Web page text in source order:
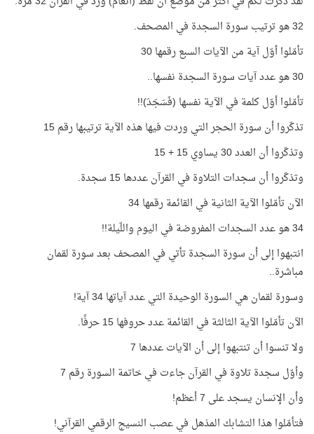
32 هو ترتيب سورة السجدة في المصحف.
تأمّلوا أوّل آية من الآيات السبع رقمها 30
30 هو عدد آيات سورة السجدة نفسها..
تأمّلوا أوّل كلمة في الآية نفسها (فَسَجَدَ)!!
تذكّروا أن سورة الحجر التي وردت فيها هذه الآية ترتيبها رقم 15
وتذكّروا أن العدد 30 يساوي 15 + 15
وتذكّروا أن سجدات التلاوة في القرآن عددها 15 سجدة.
الآن تأمّلوا الآية الثانية في القائمة رقمها 34
34 هو عدد السجدات المفروضة في اليوم واللّيلة!!
انتبهوا إلى أن سورة السجدة تأتي في المصحف بعد سورة لقمان
مباشرة..
وسورة لقمان هي السورة الوحيدة التي عدد آياتها 34 آية!
الآن تأمّلوا الآية الثالثة في القائمة عدد حروفها 15 حرفًا.
ولا تنسوا أن تنتبهوا إلى أن الآيات عددها 7
وأوّل سجدة تلاوة في القرآن جاءت في خاتمة السورة رقم 7
وأن الإنسان يسجد على 7 أعظم!
فتأمّلوا هذا التشابك المذهل في عصب النسيج الرقمي القرآني!